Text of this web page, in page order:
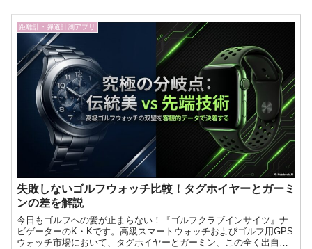
距離計・弾道計測アプリ
失敗しないゴルフウォッチ比較！タグホイヤーとガーミ
ンの差を解説
今日もゴルフへの愛が止まらない！『ゴルフクラブインサイツ』ナ
ビゲーターのK・Kです。高級スマートウォッチおよびゴルフ用GPS
ウォッチ市場において、タグホイヤーとガーミン、この全く出自の